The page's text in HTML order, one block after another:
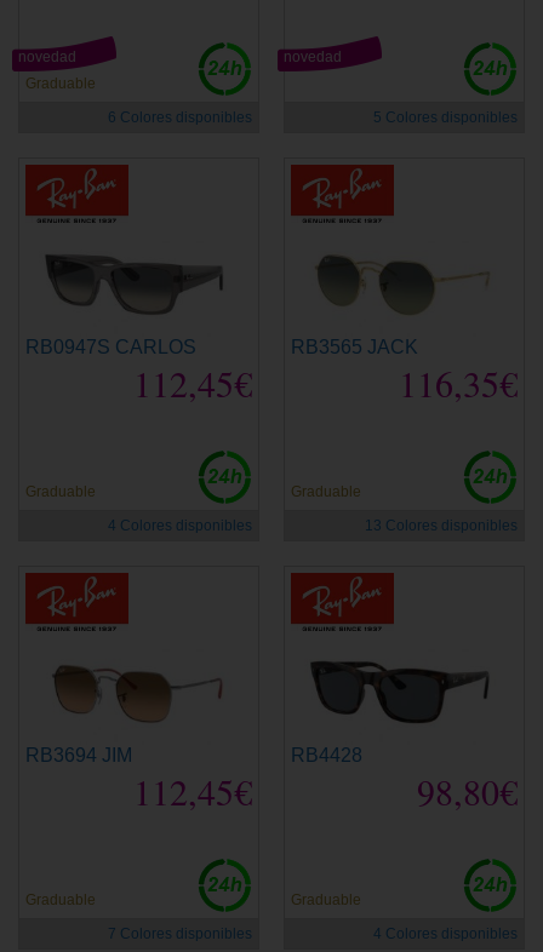
Graduable
novedad
6 Colores disponibles
novedad
5 Colores disponibles
RB0947S CARLOS
112,45€
Graduable
4 Colores disponibles
RB3565 JACK
116,35€
Graduable
13 Colores disponibles
RB3694 JIM
112,45€
Graduable
7 Colores disponibles
RB4428
98,80€
Graduable
4 Colores disponibles